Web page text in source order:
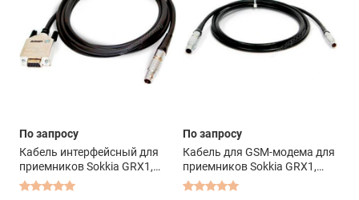
По запросу
Кабель интерфейсный для
приемников Sokkia GRX1,
GRX2
По запросу
Кабель для GSM-модема для
приемников Sokkia GRX1,
GRX2